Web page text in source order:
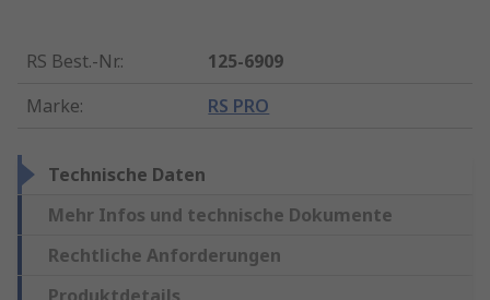
RS Best.-Nr.:
125-6909
Marke: RS PRO
Technische Daten
Mehr Infos und technische Dokumente
Rechtliche Anforderungen